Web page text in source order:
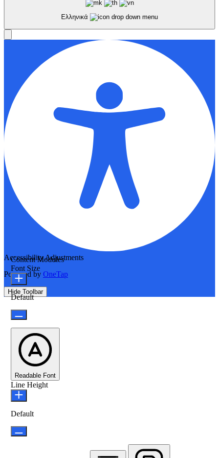
Ελληνικά
Accessibility Adjustments
Powered by OneTap
Hide Toolbar
Content Modules
Font Size
Default
Readable Font
Line Height
Default